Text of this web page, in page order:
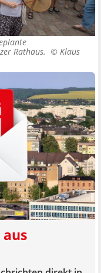
Rathaus. © Klaus